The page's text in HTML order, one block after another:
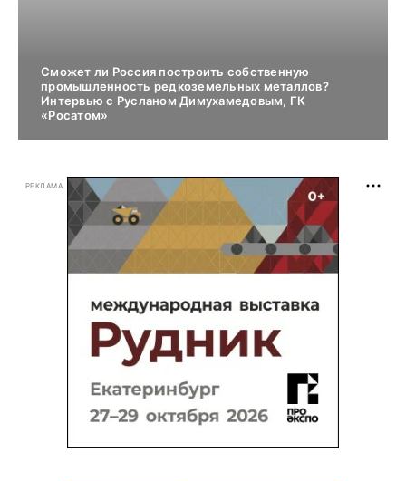
Сможет ли Россия построить собственную
промышленность редкоземельных металлов?
Интервью с Русланом Димухамедовым, ГК
«Росатом»
РЕКЛАМА